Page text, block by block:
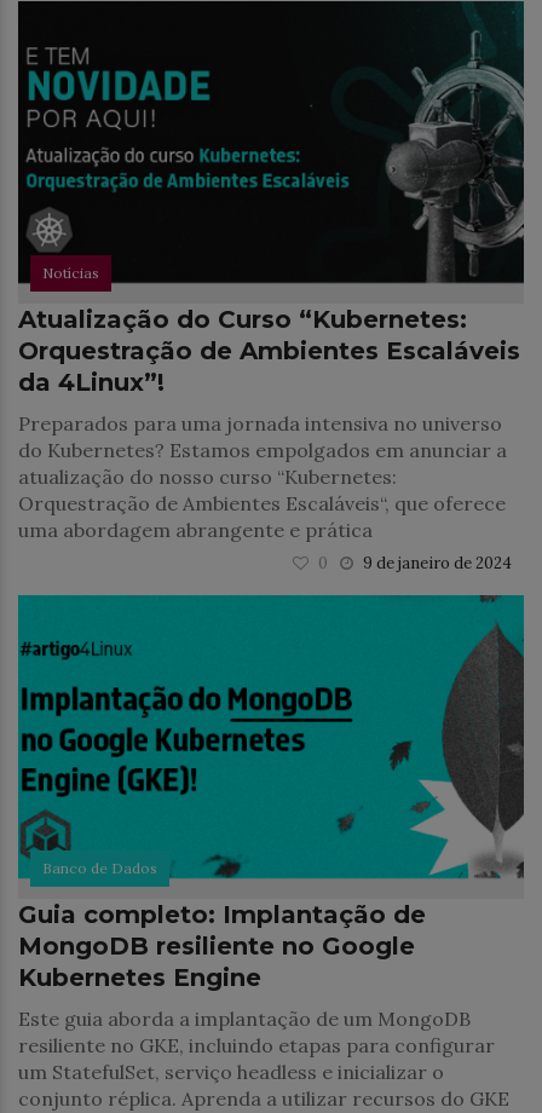
Notícias
Atualização do Curso “Kubernetes:
Orquestração de Ambientes Escaláveis
da 4Linux”!
Preparados para uma jornada intensiva no universo
do Kubernetes? Estamos empolgados em anunciar a
atualização do nosso curso “Kubernetes:
Orquestração de Ambientes Escaláveis“, que oferece
uma abordagem abrangente e prática
9 de janeiro de 2024
0
Banco de Dados
Guia completo: Implantação de
MongoDB resiliente no Google
Kubernetes Engine
Este guia aborda a implantação de um MongoDB
resiliente no GKE, incluindo etapas para configurar
um StatefulSet, serviço headless e inicializar o
conjunto réplica. Aprenda a utilizar recursos do GKE